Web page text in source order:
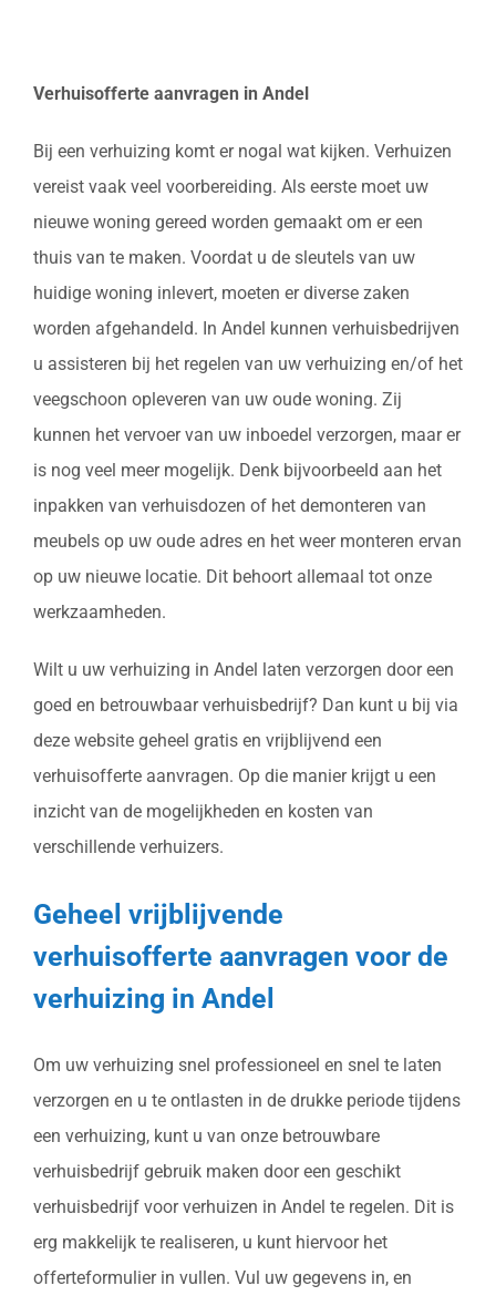
Verhuisofferte aanvragen in Andel
Bij een verhuizing komt er nogal wat kijken. Verhuizen
vereist vaak veel voorbereiding. Als eerste moet uw
nieuwe woning gereed worden gemaakt om er een
thuis van te maken. Voordat u de sleutels van uw
huidige woning inlevert, moeten er diverse zaken
worden afgehandeld. In Andel kunnen verhuisbedrijven
u assisteren bij het regelen van uw verhuizing en/of het
veegschoon opleveren van uw oude woning. Zij
kunnen het vervoer van uw inboedel verzorgen, maar er
is nog veel meer mogelijk. Denk bijvoorbeeld aan het
inpakken van verhuisdozen of het demonteren van
meubels op uw oude adres en het weer monteren ervan
op uw nieuwe locatie. Dit behoort allemaal tot onze
werkzaamheden.
Wilt u uw verhuizing in Andel laten verzorgen door een
goed en betrouwbaar verhuisbedrijf? Dan kunt u bij via
deze website geheel gratis en vrijblijvend een
verhuisofferte aanvragen. Op die manier krijgt u een
inzicht van de mogelijkheden en kosten van
verschillende verhuizers.
Geheel vrijblijvende
verhuisofferte aanvragen voor de
verhuizing in Andel
Om uw verhuizing snel professioneel en snel te laten
verzorgen en u te ontlasten in de drukke periode tijdens
een verhuizing, kunt u van onze betrouwbare
verhuisbedrijf gebruik maken door een geschikt
verhuisbedrijf voor verhuizen in Andel te regelen. Dit is
erg makkelijk te realiseren, u kunt hiervoor het
offerteformulier in vullen. Vul uw gegevens in, en